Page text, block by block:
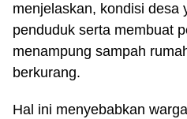
menjelaskan, kondisi desa
penduduk serta membuat
menampung sampah
berkurang.
Hal ini menyebabkan